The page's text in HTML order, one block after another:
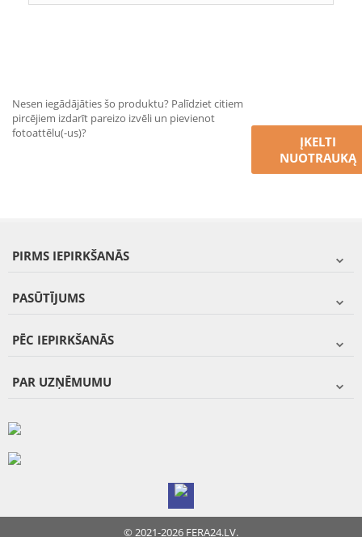
Nesen iegādājāties šo produktu? Palīdziet citiem
pircējiem izdarīt pareizo izvēli un pievienot
fotoattēlu(-us)?
ĮKELTI
NUOTRAUKĄ
PIRMS IEPIRKŠANĀS
PASŪTĪJUMS
PĒC IEPIRKŠANĀS
PAR UZŅĒMUMU
© 2021-2026 FERA24.LV.